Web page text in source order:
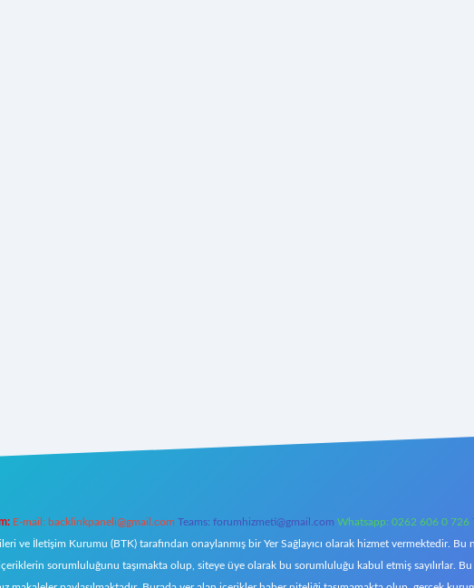
E-mail: backlinkpaneli@gmail.com Teams: forumhizmeti@gmail.com Whatsapp: 0262 606 0 726
ve İletişim Kurumu (BTK) tarafından onaylanmış bir Yer Sağlayıcı olarak hizmet vermektedir.
sorumluluğunu taşımakta olup, siteye üye olarak bu sorumluluğu kabul etmiş sayılırlar.